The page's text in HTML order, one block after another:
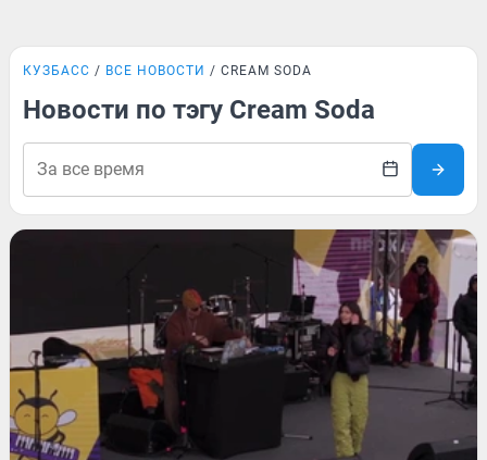
КУЗБАСС ВСЕ НОВОСТИ CREAM SODA
Новости по тэгу Cream Soda